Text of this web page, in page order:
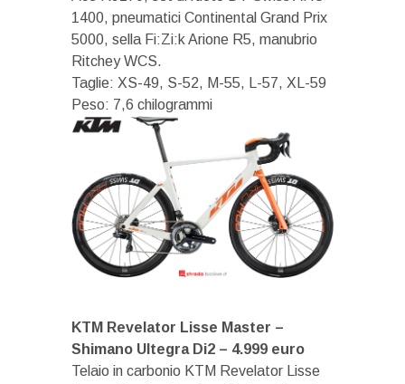
1400, pneumatici Continental Grand Prix
5000, sella Fi:Zi:k Arione R5, manubrio
Ritchey WCS.
Taglie: XS-49, S-52, M-55, L-57, XL-59
Peso: 7,6 chilogrammi
KTM Revelator Lisse Master –
Shimano Ultegra Di2 – 4.999 euro
Telaio in carbonio KTM Revelator Lisse